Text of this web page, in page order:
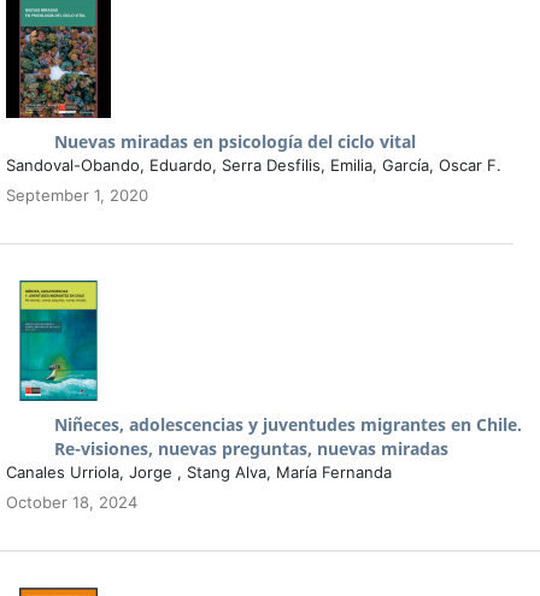
Nuevas miradas en psicología del ciclo vital
Sandoval-Obando, Eduardo, Serra Desfilis, Emilia, García, Oscar F.
September 1, 2020
Niñeces, adolescencias y juventudes migrantes en Chile.
Re-visiones, nuevas preguntas, nuevas miradas
Canales Urriola, Jorge , Stang Alva, María Fernanda
October 18, 2024